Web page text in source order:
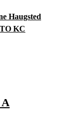
Haugsted
KC